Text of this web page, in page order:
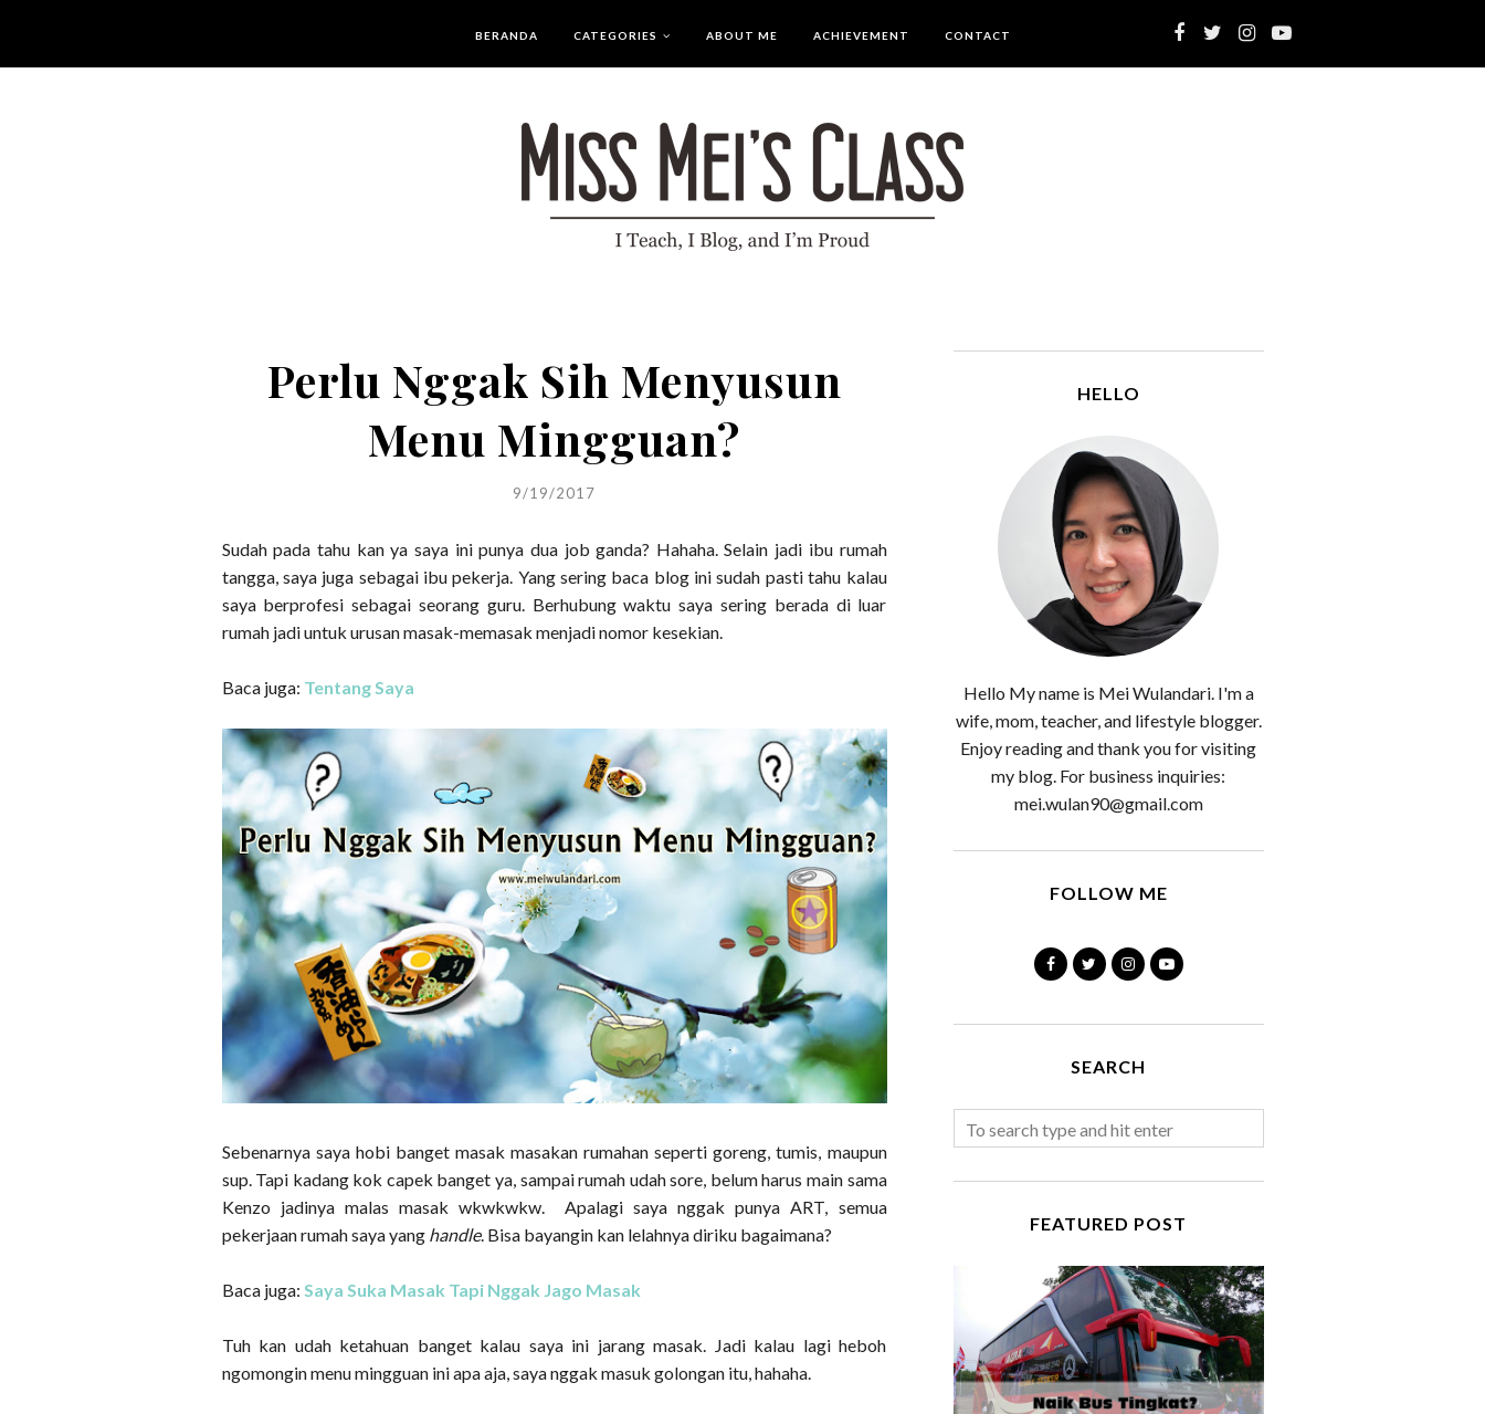
BERANDA CATEGORIES ABOUT ME ACHIEVEMENT CONTACT
Perlu Nggak Sih Menyusun
Menu Mingguan?
9/19/2017
Sudah pada tahu kan ya saya ini punya dua job ganda? Hahaha. Selain jadi ibu rumah
tangga, saya juga sebagai ibu pekerja. Yang sering baca blog ini sudah pasti tahu kalau
saya berprofesi sebagai seorang guru. Berhubung waktu saya sering berada di luar
rumah jadi untuk urusan masak-memasak menjadi nomor kesekian.
Baca juga: Tentang Saya
Sebenarnya saya hobi banget masak masakan rumahan seperti goreng, tumis, maupun
sup. Tapi kadang kok capek banget ya, sampai rumah udah sore, belum harus main sama
Kenzo jadinya malas masak wkwkwkw. Apalagi saya nggak punya ART, semua
pekerjaan rumah saya yang handle. Bisa bayangin kan lelahnya diriku bagaimana?
Baca juga: Saya Suka Masak Tapi Nggak Jago Masak
Tuh kan udah ketahuan banget kalau saya ini jarang masak. Jadi kalau lagi heboh
ngomongin menu mingguan ini apa aja, saya nggak masuk golongan itu, hahaha.
HELLO
Hello My name is Mei Wulandari. I'm a
wife, mom, teacher, and lifestyle blogger.
Enjoy reading and thank you for visiting
my blog. For business inquiries:
mei.wulan90@gmail.com
FOLLOW ME
SEARCH
FEATURED POST